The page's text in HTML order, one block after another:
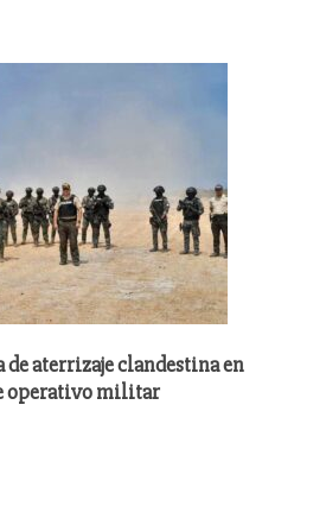
aterrizaje clandestina en
operativo militar